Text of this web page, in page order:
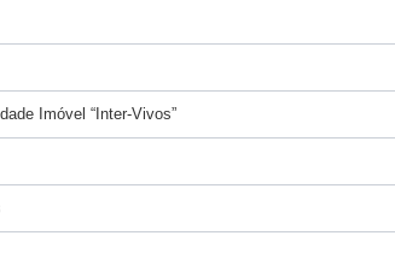
Imóvel “Inter-Vivos”